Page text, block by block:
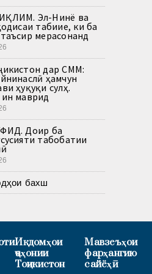
Эл-Нинё ва
табиие, ки ба
мерасонанд
дар СММ:
ҳамчун
ҳуқуқи сулҳ.
маврид
Доир ба
табобатии
бахш
Иқдомҳои
ҷаҳонии
Тоҷикистон
Мавзеъҳои
фарҳангию
сайёҳӣ